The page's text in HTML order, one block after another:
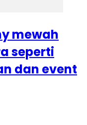
mewah
seperti
dan event